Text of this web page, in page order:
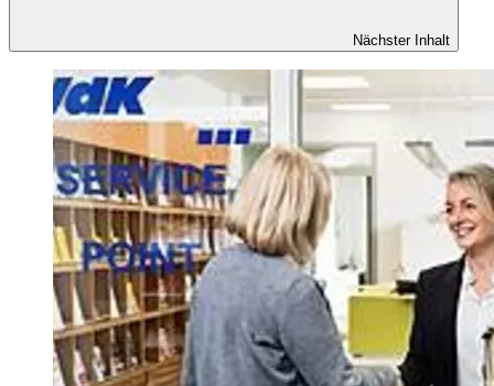
Nächster Inhalt